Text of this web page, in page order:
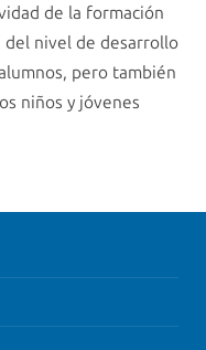
de la formación
del nivel de desarrollo
pero también
niños y jóvenes